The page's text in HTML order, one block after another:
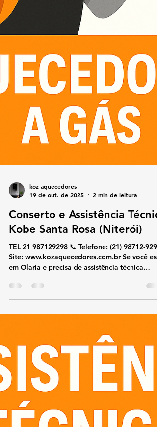
19 de out. de 2025
TEL 21 987129298 📞 Telefone: (21) 98712-9298🌐
Site: www.kozaquecedores.com.br Se você está
em Olaria e precisa de assistência técnica
especializada em aquecedores Kobe , nossa
equipe realiza conserto, manutenção,
e reparos com eficiência e segurança.
Atendemos residências, condomínios e
empresas, utilizando apenas peças originais
Kobe para garantir a durabilidade do seu